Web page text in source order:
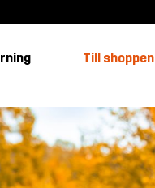
Till shoppen